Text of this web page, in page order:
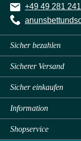
+49 49 281
Sicher bezahlen
Sicherer Versand
Sicher einkaufen
Information
Shopservice